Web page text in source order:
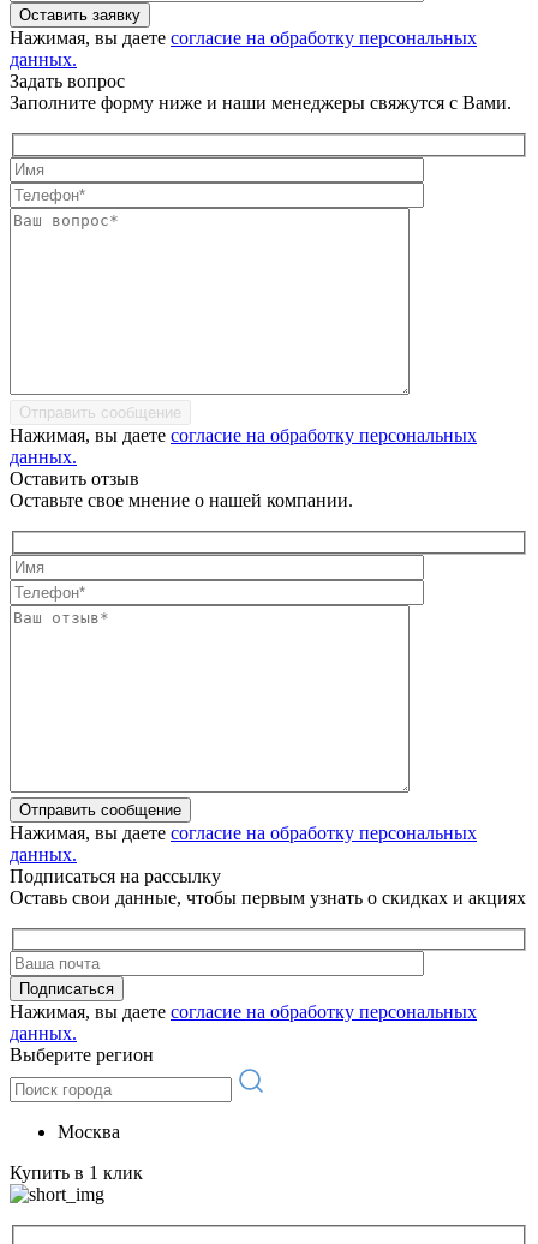
Оставить заявку
Нажимая, вы даете согласие на обработку персональных
данных.
Задать вопрос
Заполните форму ниже и наши менеджеры свяжутся с Вами.
Отправить сообщение
Нажимая, вы даете согласие на обработку персональных
данных.
Оставить отзыв
Оставьте свое мнение о нашей компании.
Отправить сообщение
Нажимая, вы даете согласие на обработку персональных
данных.
Подписаться на рассылку
Оставь свои данные, чтобы первым узнать о скидках и акциях
Подписаться
Нажимая, вы даете согласие на обработку персональных
данных.
Выберите регион
Москва
Купить в 1 клик